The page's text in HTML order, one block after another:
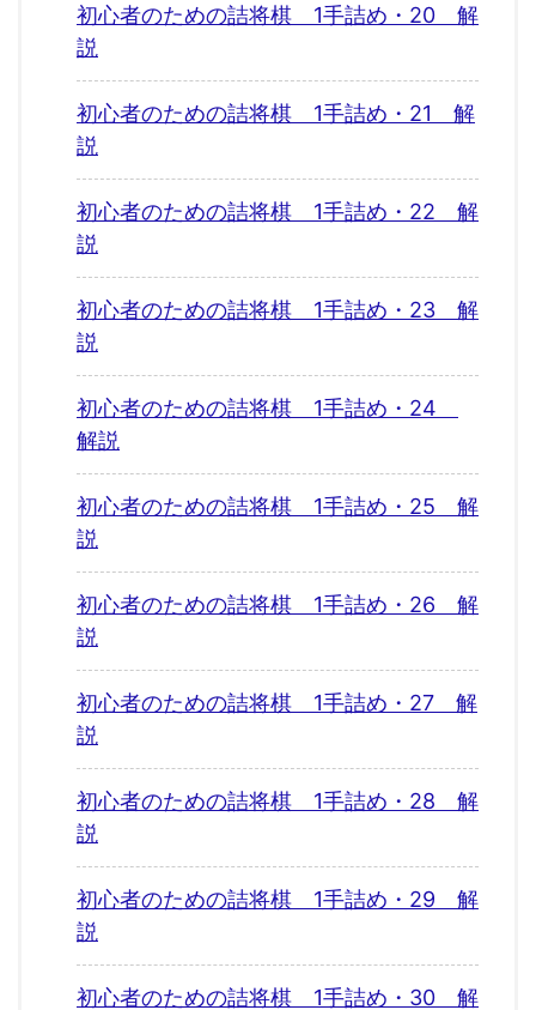
初心者のための詰将棋 1手詰め・20 解
説
初心者のための詰将棋 1手詰め・21 解
説
初心者のための詰将棋 1手詰め・22 解
説
初心者のための詰将棋 1手詰め・23 解
説
初心者のための詰将棋 1手詰め・24
解説
初心者のための詰将棋 1手詰め・25 解
説
初心者のための詰将棋 1手詰め・26 解
説
初心者のための詰将棋 1手詰め・27 解
説
初心者のための詰将棋 1手詰め・28 解
説
初心者のための詰将棋 1手詰め・29 解
説
初心者のための詰将棋 1手詰め・30 解